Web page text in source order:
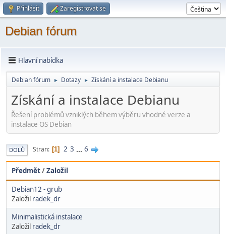
Přihlásit Zaregistrovat se
Debian fórum
Hlavní nabídka
Debian fórum ► Dotazy ► Získání a instalace Debianu
Získání a instalace Debianu
Řešení problémů vzniklých během výběru vhodné verze a
instalace OS Debian
DOLŮ Stran 1 2 3 ... 6
Předmět/Založil
Debian12 - grub
Založil radek_dr
Minimalistická instalace
Založil radek_dr